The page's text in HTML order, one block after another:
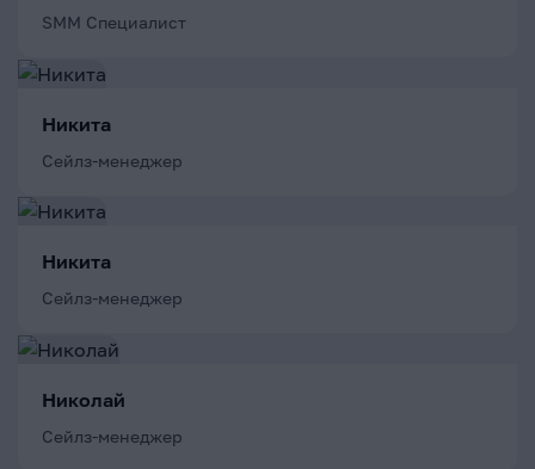
SMM Специалист
Никита
Сейлз-менеджер
Никита
Сейлз-менеджер
Николай
Сейлз-менеджер